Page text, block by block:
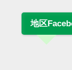
地区